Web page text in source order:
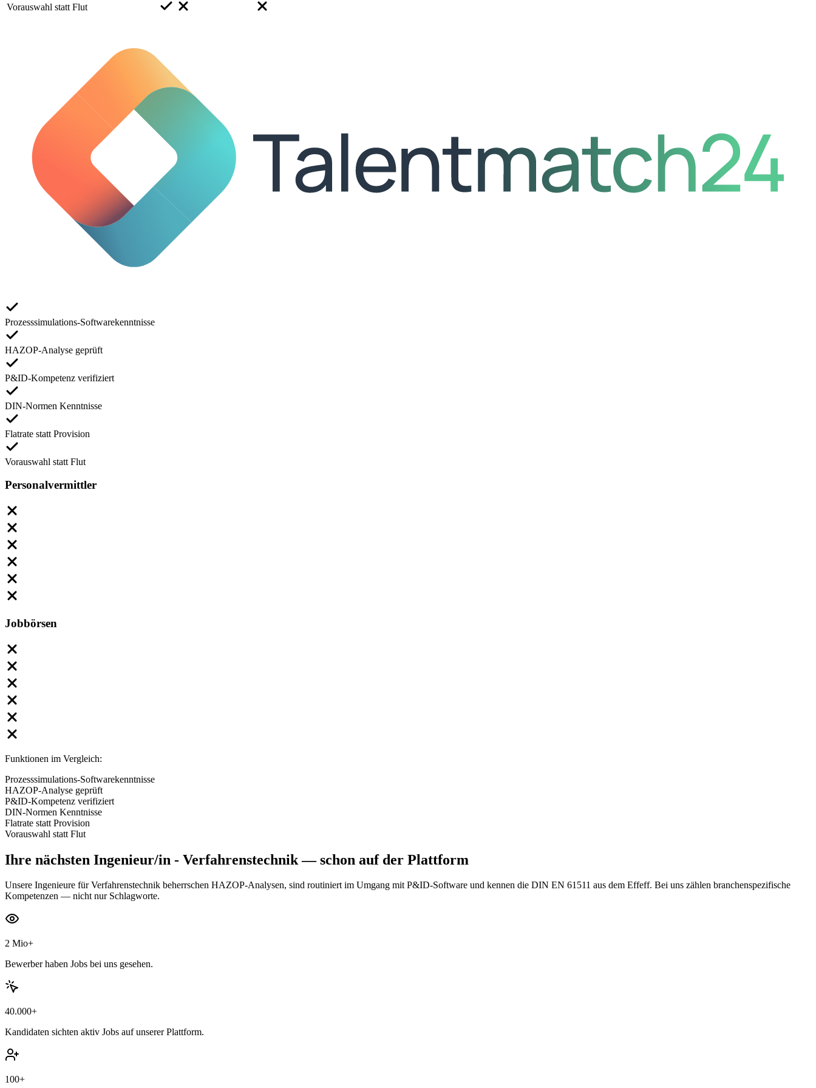
Vorauswahl statt Flut
Prozesssimulations-Softwarekenntnisse
HAZOP-Analyse geprüft
P&ID-Kompetenz verifiziert
DIN-Normen Kenntnisse
Flatrate statt Provision
Vorauswahl statt Flut
Personalvermittler
Jobbörsen
Funktionen im Vergleich:
Prozesssimulations-Softwarekenntnisse
HAZOP-Analyse geprüft
P&ID-Kompetenz verifiziert
DIN-Normen Kenntnisse
Flatrate statt Provision
Vorauswahl statt Flut
Ihre nächsten Ingenieur/in - Verfahrenstechnik— schon auf der Plattform
Unsere Ingenieure für Verfahrenstechnik beherrschen HAZOP-Analysen, sind routiniert im Umgang mit P&ID-Software und kennen die DIN EN 61511 aus dem Effeff. Bei uns zählen branchenspezifische
Kompetenzen — nicht nur Schlagworte.
2 Mio+
Bewerber haben Jobs bei uns gesehen.
40.000+
Kandidaten sichten aktiv Jobs auf unserer Plattform.
100+